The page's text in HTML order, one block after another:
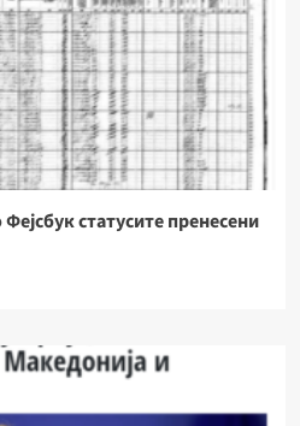
статусите пренесени